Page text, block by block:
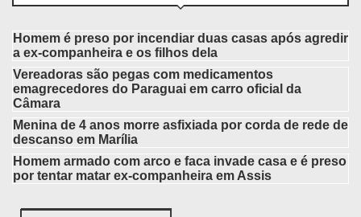
Homem é preso por incendiar duas casas após agredir
a ex-companheira e os filhos dela
Vereadoras são pegas com medicamentos
emagrecedores do Paraguai em carro oficial da
Câmara
Menina de 4 anos morre asfixiada por corda de rede de
descanso em Marília
Homem armado com arco e faca invade casa e é preso
por tentar matar ex-companheira em Assis